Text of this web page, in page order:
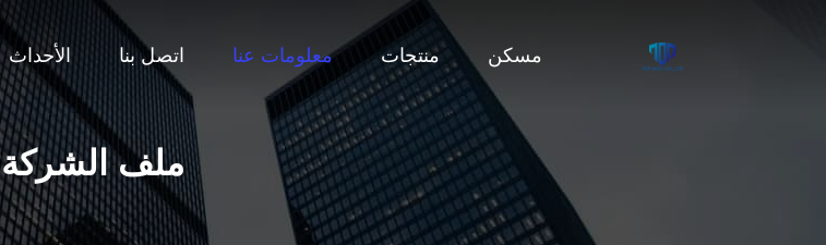
مسكن منتجات معلومات عنا اتصل بنا الأحداث
ملف الشركة